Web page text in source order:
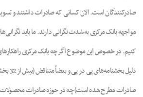
صادرکنندگان است. الان کسانی که صادرات داشتند و
مواجهه بانک مرکزی به شدت نگرانی دارند. ما باید
کنیم. در خصوص این موضوع اگر چه بانک مرکزی
دلیل
صادرات مطرح شده است) چه در حوزه صادرات